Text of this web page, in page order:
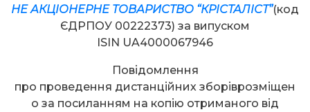
НЕ АКЦІОНЕРНЕ ТОВАРИСТВО “КРІСТАЛІСТ”(код
ЄДРПОУ 00222373) за випуском
ISIN UA4000067946
Повідомлення
про проведення дистанційних зборіврозміщен
о за посиланням на копію отриманого від